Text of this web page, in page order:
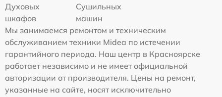
Духовых
шкафов
Сушильных
машин
Мы занимаемся ремонтом и техническим
обслуживанием техники Midea по истечении
гарантийного периода. Наш центр в Красноярске
работает независимо и не имеет официальной
авторизации от производителя. Цены на ремонт,
указанные на сайте, носят исключительно